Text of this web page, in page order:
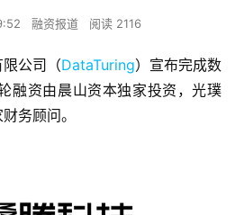
融资报道 阅读 2116
公司（DataTuring）宣布完成数
融资由晨山资本独家投资，光璞
务顾问。